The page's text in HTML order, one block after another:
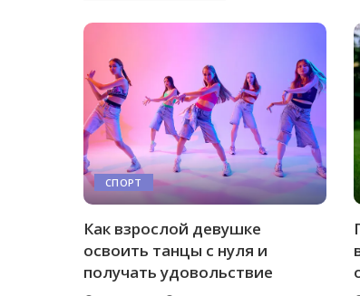
СПОРТ
Как взрослой девушке
освоить танцы с нуля и
получать удовольствие